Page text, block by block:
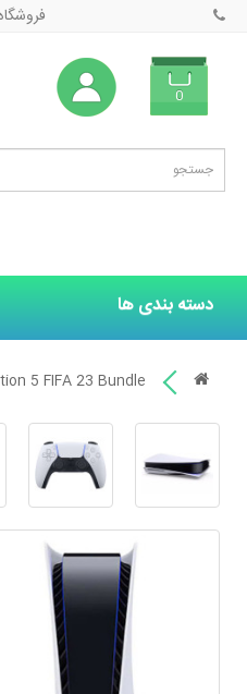
فروشگاه
دسته بندی ها
5 FIFA 23 Bundle